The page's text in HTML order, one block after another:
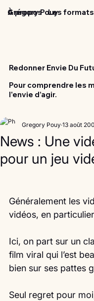
Grégory Pouy
À propos Les formats
Redonner Envie Du
Pour comprendre les
l'envie d’agir.
News : Une
pour un jeu
Gregory Pouy 13 août
Généralement les
vidéos, en
Ici, on part sur un
film viral qui l’est
bien sur ses pattes
Seul regret pour